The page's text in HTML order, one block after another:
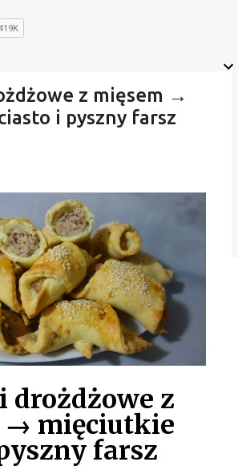
z mięsem →
i pyszny farsz
drożdżowe z
→ mięciutkie
farsz